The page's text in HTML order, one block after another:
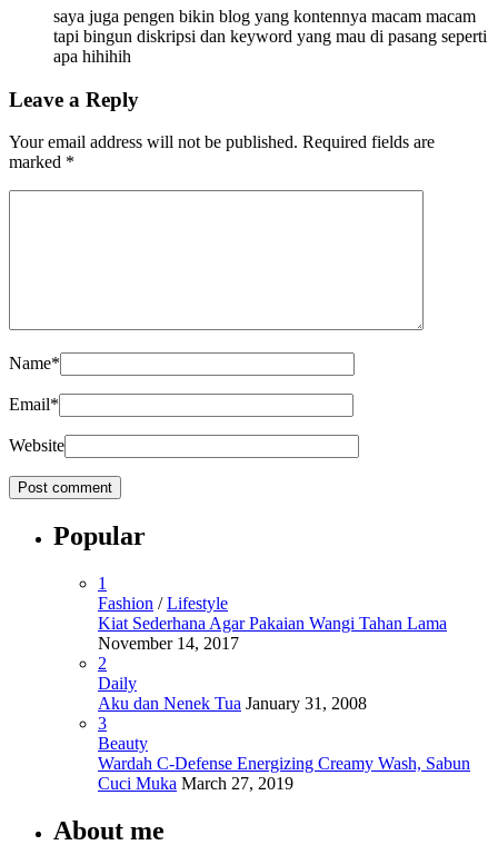
saya juga pengen bikin blog yang kontennya macam macam
tapi bingun diskripsi dan keyword yang mau di pasang seperti
apa hihihih
Leave a Reply
Your email address will not be published. Required fields are
marked *
Name*
Email*
Website
Popular
1
Fashion /Lifestyle
Kiat Sederhana Agar Pakaian Wangi Tahan Lama
November 14, 2017
2
Daily
Aku dan Nenek Tua January 31, 2008
3
Beauty
Wardah C-Defense Energizing Creamy Wash, Sabun
Cuci Muka March 27, 2019
About me